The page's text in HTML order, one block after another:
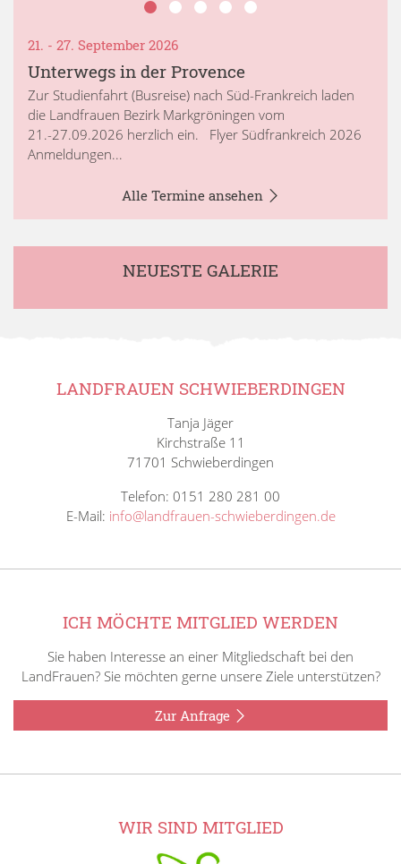
21. - 27. September 2026
Unterwegs in der Provence
Zur Studienfahrt (Busreise) nach Süd-Frankreich laden
die Landfrauen Bezirk Markgröningen vom
21.-27.09.2026 herzlich ein. Flyer Südfrankreich 2026
Anmeldungen...
Alle Termine ansehen
NEUESTE GALERIE
LANDFRAUEN SCHWIEBERDINGEN
Tanja Jäger
Kirchstraße 11
71701 Schwieberdingen
Telefon: 0151 280 281 00
E-Mail: info@landfrauen-schwieberdingen.de
ICH MÖCHTE MITGLIED WERDEN
Sie haben Interesse an einer Mitgliedschaft bei den
LandFrauen? Sie möchten gerne unsere Ziele unterstützen?
Zur Anfrage
WIR SIND MITGLIED